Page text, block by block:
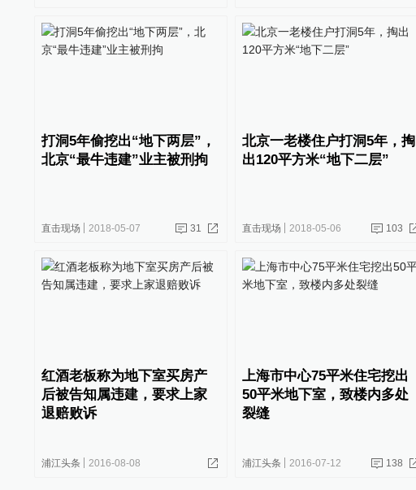
打洞5年偷挖出“地下两层”，
北京“最牛违建”业主被刑拘
直击现场 2018-05-07 31
北京一老楼住户打洞5年，掏
出120平方米“地下二层”
直击现场 2018-05-06 103
红酒老板称为地下室买房产
后被告知属违建，要求上家
退赔败诉
浦江头条 2016-08-08
上海市中心75平米住宅挖出
50平米地下室，致楼内多处
裂缝
浦江头条 2016-07-12 138